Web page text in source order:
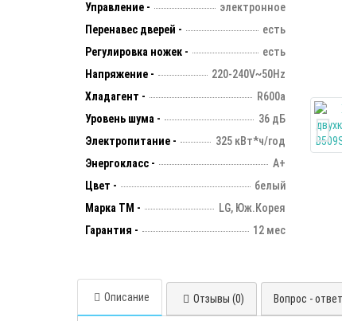
Управление -
электронное
Перенавес дверей -
есть
Регулировка ножек -
есть
Напряжение -
220-240V~50Hz
Хладагент -
R600a
Уровень шума -
36 дБ
Электропитание -
325 кВт*ч/год
Энергокласс -
А+
Цвет -
белый
Марка ТМ -
LG, Юж.Корея
Гарантия -
12 мес
Описание Отзывы (0) Вопрос -